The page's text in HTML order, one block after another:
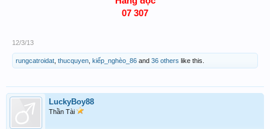
07 307
12/3/13
rungcatroidat thucquyen kiếp_nghèo_86 and 36 others like this.
LuckyBoy88
Thần Tài